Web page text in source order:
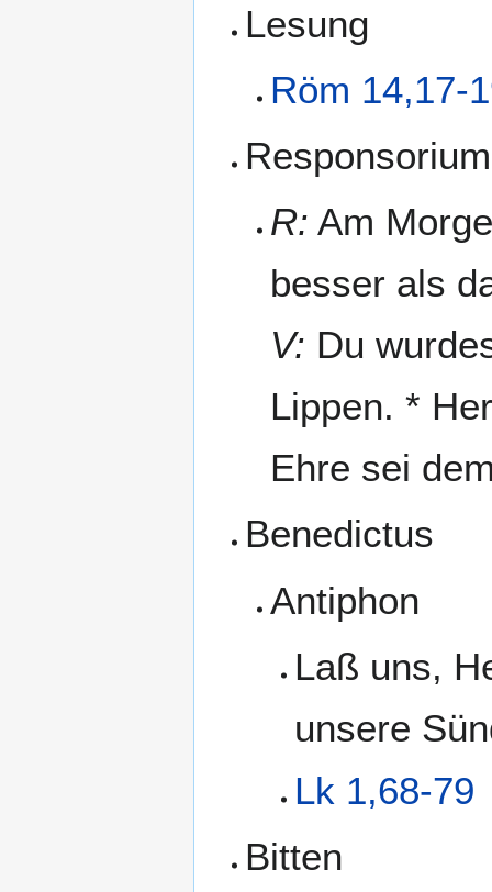
Lesung
Röm 14,17-
Responsorium
R: Am
besser als
V: Du
Lippen. *
Ehre sei
Benedictus
Antiphon
Laß uns,
unsere
Lk 1,68-79
Bitten